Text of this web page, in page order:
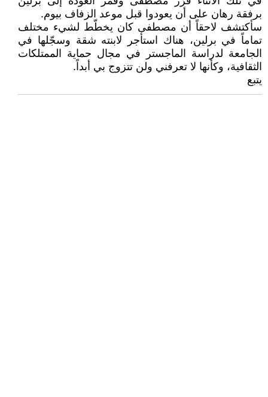
برفقة رهان على أن يعودوا قبل موعد الزفاف بيوم.
سأكتشف لاحقاً أن مصطفى كان يخطّط لشيء مختلف
تماماً في برلين، هناك استأجر لابنته شقة وسجّلها في
الجامعة لدراسة الماجستر في مجال حماية الممتلكات
الثقافية، وكأنها لا تعرفني ولن تتزوج بي أبداً.
يتبع